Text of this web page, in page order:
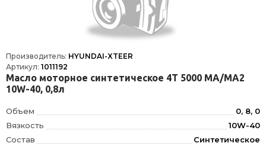
Производитель: HYUNDAI-XTEER
Артикул: 1011192
Масло моторное синтетическое 4T 5000 MA/MA2
10W-40, 0,8л
Объем
0, 8, 0
Вязкость
10W-40
Состав
Синтетическое